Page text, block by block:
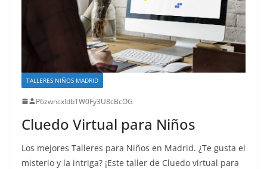
TALLERES NIÑOS MADRID
P6zwncxIdbTW0Fy3U8cBcOG
Cluedo Virtual para Niños
Los mejores Talleres para Niños en Madrid. ¿Te gusta el
misterio y la intriga? ¡Este taller de Cluedo virtual para